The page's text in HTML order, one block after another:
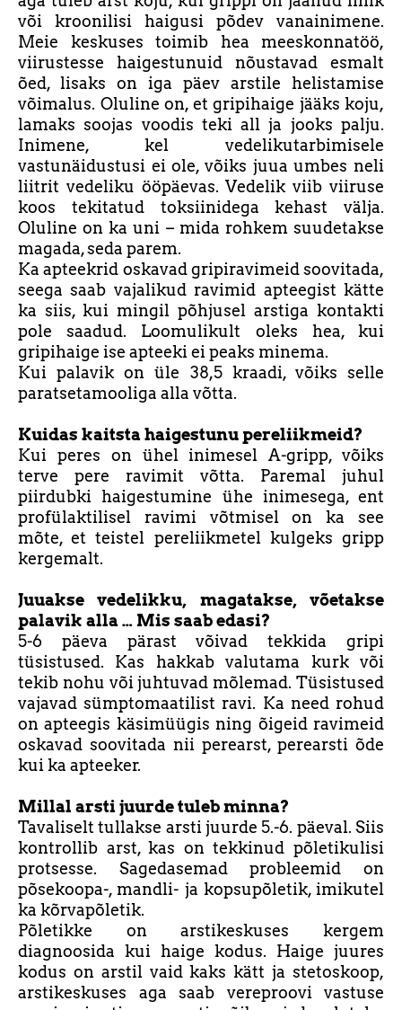
või kroonilisi haigusi põdev vanainimene.
Meie keskuses toimib hea meeskonnatöö,
viirustesse haigestunuid nõustavad esmalt
õed, lisaks on iga päev arstile helistamise
võimalus. Oluline on, et gripihaige jääks koju,
lamaks soojas voodis teki all ja jooks palju.
Inimene, kel vedelikutarbimisele
vastunäidustusi ei ole, võiks juua umbes neli
liitrit vedeliku ööpäevas. Vedelik viib viiruse
koos tekitatud toksiinidega kehast välja.
Oluline on ka uni – mida rohkem suudetakse
magada, seda parem.
Ka apteekrid oskavad gripiravimeid soovitada,
seega saab vajalikud ravimid apteegist kätte
ka siis, kui mingil põhjusel arstiga kontakti
pole saadud. Loomulikult oleks hea, kui
gripihaige ise apteeki ei peaks minema.
Kui palavik on üle 38,5 kraadi, võiks selle
paratsetamooliga alla võtta.
Kuidas kaitsta haigestunu pereliikmeid?
Kui peres on ühel inimesel A-gripp, võiks
terve pere ravimit võtta. Paremal juhul
piirdubki haigestumine ühe inimesega, ent
profülaktilisel ravimi võtmisel on ka see
mõte, et teistel pereliikmetel kulgeks gripp
kergemalt.
Juuakse vedelikku, magatakse, võetakse
palavik alla … Mis saab edasi?
5-6 päeva pärast võivad tekkida gripi
tüsistused. Kas hakkab valutama kurk või
tekib nohu või juhtuvad mõlemad. Tüsistused
vajavad sümptomaatilist ravi. Ka need rohud
on apteegis käsimüügis ning õigeid ravimeid
oskavad soovitada nii perearst, perearsti õde
kui ka apteeker.
Millal arsti juurde tuleb minna?
Tavaliselt tullakse arsti juurde 5.-6. päeval. Siis
kontrollib arst, kas on tekkinud põletikulisi
protsesse. Sagedasemad probleemid on
põsekoopa-, mandli- ja kopsupõletik, imikutel
ka kõrvapõletik.
Põletikke on arstikeskuses kergem
diagnoosida kui haige kodus. Haige juures
kodus on arstil vaid kaks kätt ja stetoskoop,
arstikeskuses aga saab vereproovi vastuse